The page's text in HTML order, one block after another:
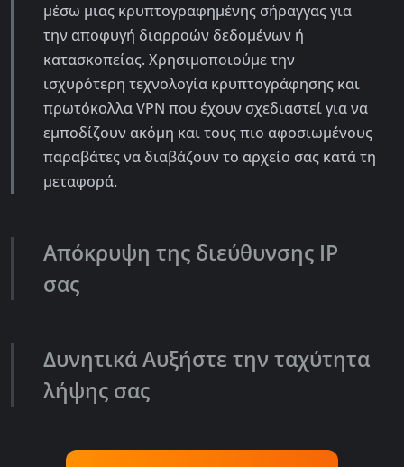
μέσω μιας κρυπτογραφημένης σήραγγας για
την αποφυγή διαρροών δεδομένων ή
κατασκοπείας. Χρησιμοποιούμε την
ισχυρότερη τεχνολογία κρυπτογράφησης και
πρωτόκολλα VPN που έχουν σχεδιαστεί για να
εμποδίζουν ακόμη και τους πιο αφοσιωμένους
παραβάτες να διαβάζουν το αρχείο σας κατά τη
μεταφορά.
Απόκρυψη της διεύθυνσης IP
σας
Δυνητικά Αυξήστε την ταχύτητα
λήψης σας